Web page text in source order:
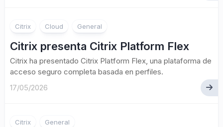
Citrix Cloud General
Citrix presenta Citrix Platform Flex
Citrix ha presentado Citrix Platform Flex, una plataforma de
acceso seguro completa basada en perfiles.
17/05/2026
Citrix General